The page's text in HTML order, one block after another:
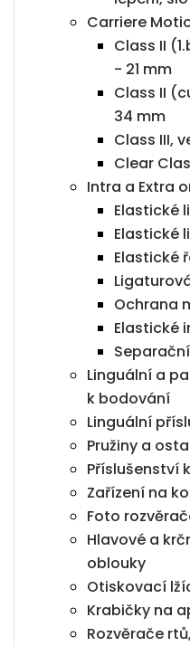
Carriere
Class II
- 21 mm
Class II
34 mm
Class III,
Clear
Intra a Extra
Elastické
Elastické
Elastické
Ochrana
Elastické
Linguální a
k bodování
Linguální
Pružiny a
Příslušenství
Zařízení na
Foto
Hlavové a
oblouky
Otiskovací
Krabičky na
Rozvěrače